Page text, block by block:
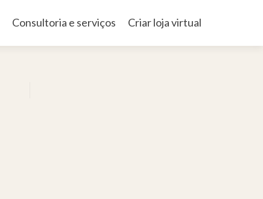
Consultoria e serviços Criar loja virtual